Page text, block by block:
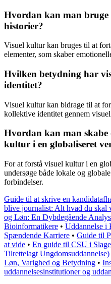
Hvordan kan man
historier?
Visuel kultur kan bruges til at
elementer, som skaber
Hvilken betydning har
identitet?
Visuel kultur kan bidrage til at
kollektive identitet gennem
Hvordan kan man skabe
kultur i en globaliseret
For at forstå visuel kultur i en
undersøge både lokale og
forbindelser.
Guide til at skrive en
blive journalist: Alt hvad du skal
og Løn: En Dybdegående
Bioinformatikere • Uddannelse i
Spændende Karriere • Guide til
at vide • En guide til CSU i
Tilrettelagt Ungdomsuddannelse)
Løn, Varighed og Betydning •
uddannelsesinstitutioner og